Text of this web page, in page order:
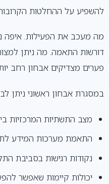
להשפיע על ההחלטות
מה מעכב את הפעילות. איפה
דורשות התאמה. מה ניתן
פערים מצדיקים אבחון רחב
במסגרת אבחון ראשוני ניתן
מצב התשתיות המרכזיות
התאמת מערכות המידע
נקודות רגישות בסביבת
יכולות קיימות שאפשר